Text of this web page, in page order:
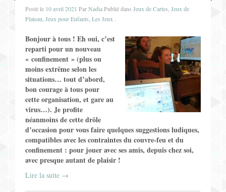
Posté le 10 avril 2021 ParNadiaPublié dans Jeux de Cartes Jeux de
Plateau Jeux pour Enfants Les Jeux
Bonjour à tous ! Eh oui, c’est
reparti pour un nouveau
« confinement » (plus ou
moins extrême selon les
situations… tout d’abord,
bon courage à tous pour
cette organisation, et gare au
virus…). Je profite
néanmoins de cette drôle
d’occasion pour vous faire quelques suggestions ludiques,
compatibles avec les contraintes du couvre-feu et du
confinement : pour jouer avec ses amis, depuis chez soi,
avec presque autant de plaisir !
Lire la suite →